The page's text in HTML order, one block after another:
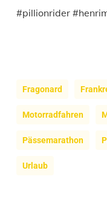
#pillionrider
Fragonard
Motorradfahren
Pässemarathon
Urlaub